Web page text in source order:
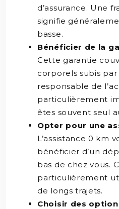
d’assurance. Une
signifie
basse.
Bénéficier de la
Cette garantie
corporels subis
responsable de
particulièrement
êtes souvent seul
Opter pour une
L’assistance 0 km
bénéficier d’un
bas de chez vous.
particulièrement
de longs trajets.
Choisir des